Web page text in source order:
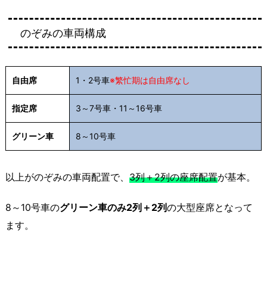
のぞみの車両構成
自由席 1・2号車※繁忙期は自由席なし
指定席 3～7号車・11～16号車
グリーン車 8～10号車
以上がのぞみの車両配置で、 3列＋2列の座席配置が基本。
8～10号車のグリーン車のみ2列＋2列の大型座席となって
ます。